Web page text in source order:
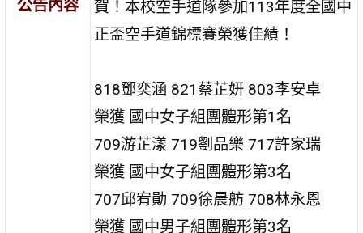
公告內容
賀！本校空手道隊參加113年度全國中
正盃空手道錦標賽榮獲佳績！
818鄧奕涵 821蔡芷妍 803李安卓
榮獲 國中女子組團體形第1名
709游芷漾 719劉品樂 717許家瑞
榮獲 國中女子組團體形第3名
707邱宥勛 709徐晨舫 708林永恩
榮獲 國中男子組團體形第3名